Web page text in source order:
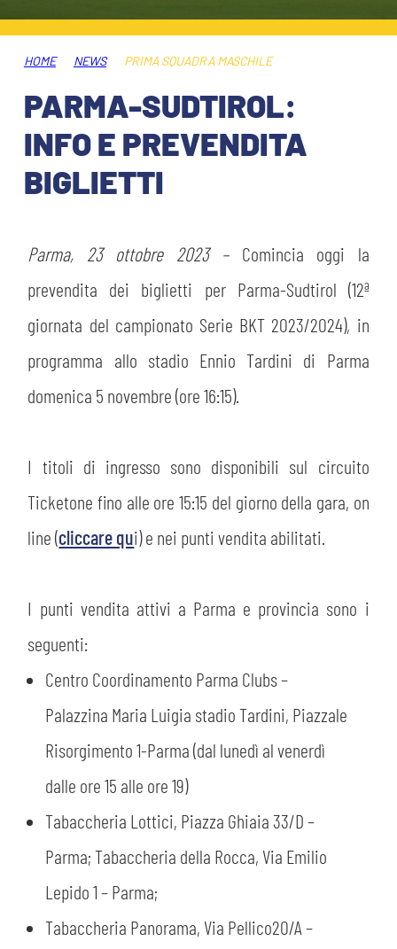
INFO BIGLIETTI
MUSEUM CLUB EXPERIENCE
TARDINI CARD
TRASFERTE
TICKET GIFT CARD
SHOP
HOSPITALITY
HOSPITALITY
MUSEUM CLUB EXPERIENCE
ESPORTS
ORGANIGRAMMA
MUTTI TRAINING CENTER
MUSEO
SLO
INFORMATIVA FINANZIARIA
STADIO TARDINI
PLAY GREEN
CSR
PARTNER
MEDIA
HOME NEWS PRIMA SQUADRA MASCHILE
PARMA-SUDTIROL:
INFO E PREVENDITA
BIGLIETTI
Parma, 23 ottobre 2023 – Comincia oggi la
prevendita dei biglietti per Parma-Sudtirol (12ª
giornata del campionato Serie BKT 2023/2024), in
programma allo stadio Ennio Tardini di Parma
domenica 5 novembre (ore 16:15).
I titoli di ingresso sono disponibili sul circuito
Ticketone fino alle ore 15:15 del giorno della gara, on
line (cliccare qui) e nei punti vendita abilitati.
I punti vendita attivi a Parma e provincia sono i
seguenti:
Centro Coordinamento Parma Clubs –
Palazzina Maria Luigia stadio Tardini, Piazzale
Risorgimento 1-Parma (dal lunedì al venerdì
dalle ore 15 alle ore 19)
Tabaccheria Lottici, Piazza Ghiaia 33/D –
Parma; Tabaccheria della Rocca, Via Emilio
Lepido 1 – Parma;
Tabaccheria Panorama, Via Pellico20/A –